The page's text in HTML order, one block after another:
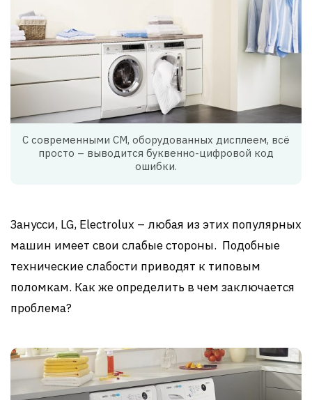
С современными СМ, оборудованных дисплеем, всё
просто – выводится буквенно-цифровой код
ошибки.
Занусси, LG, Electrolux – любая из этих популярных
машин имеет свои слабые стороны. Подобные
технические слабости приводят к типовым
поломкам. Как же определить в чем заключается
проблема?